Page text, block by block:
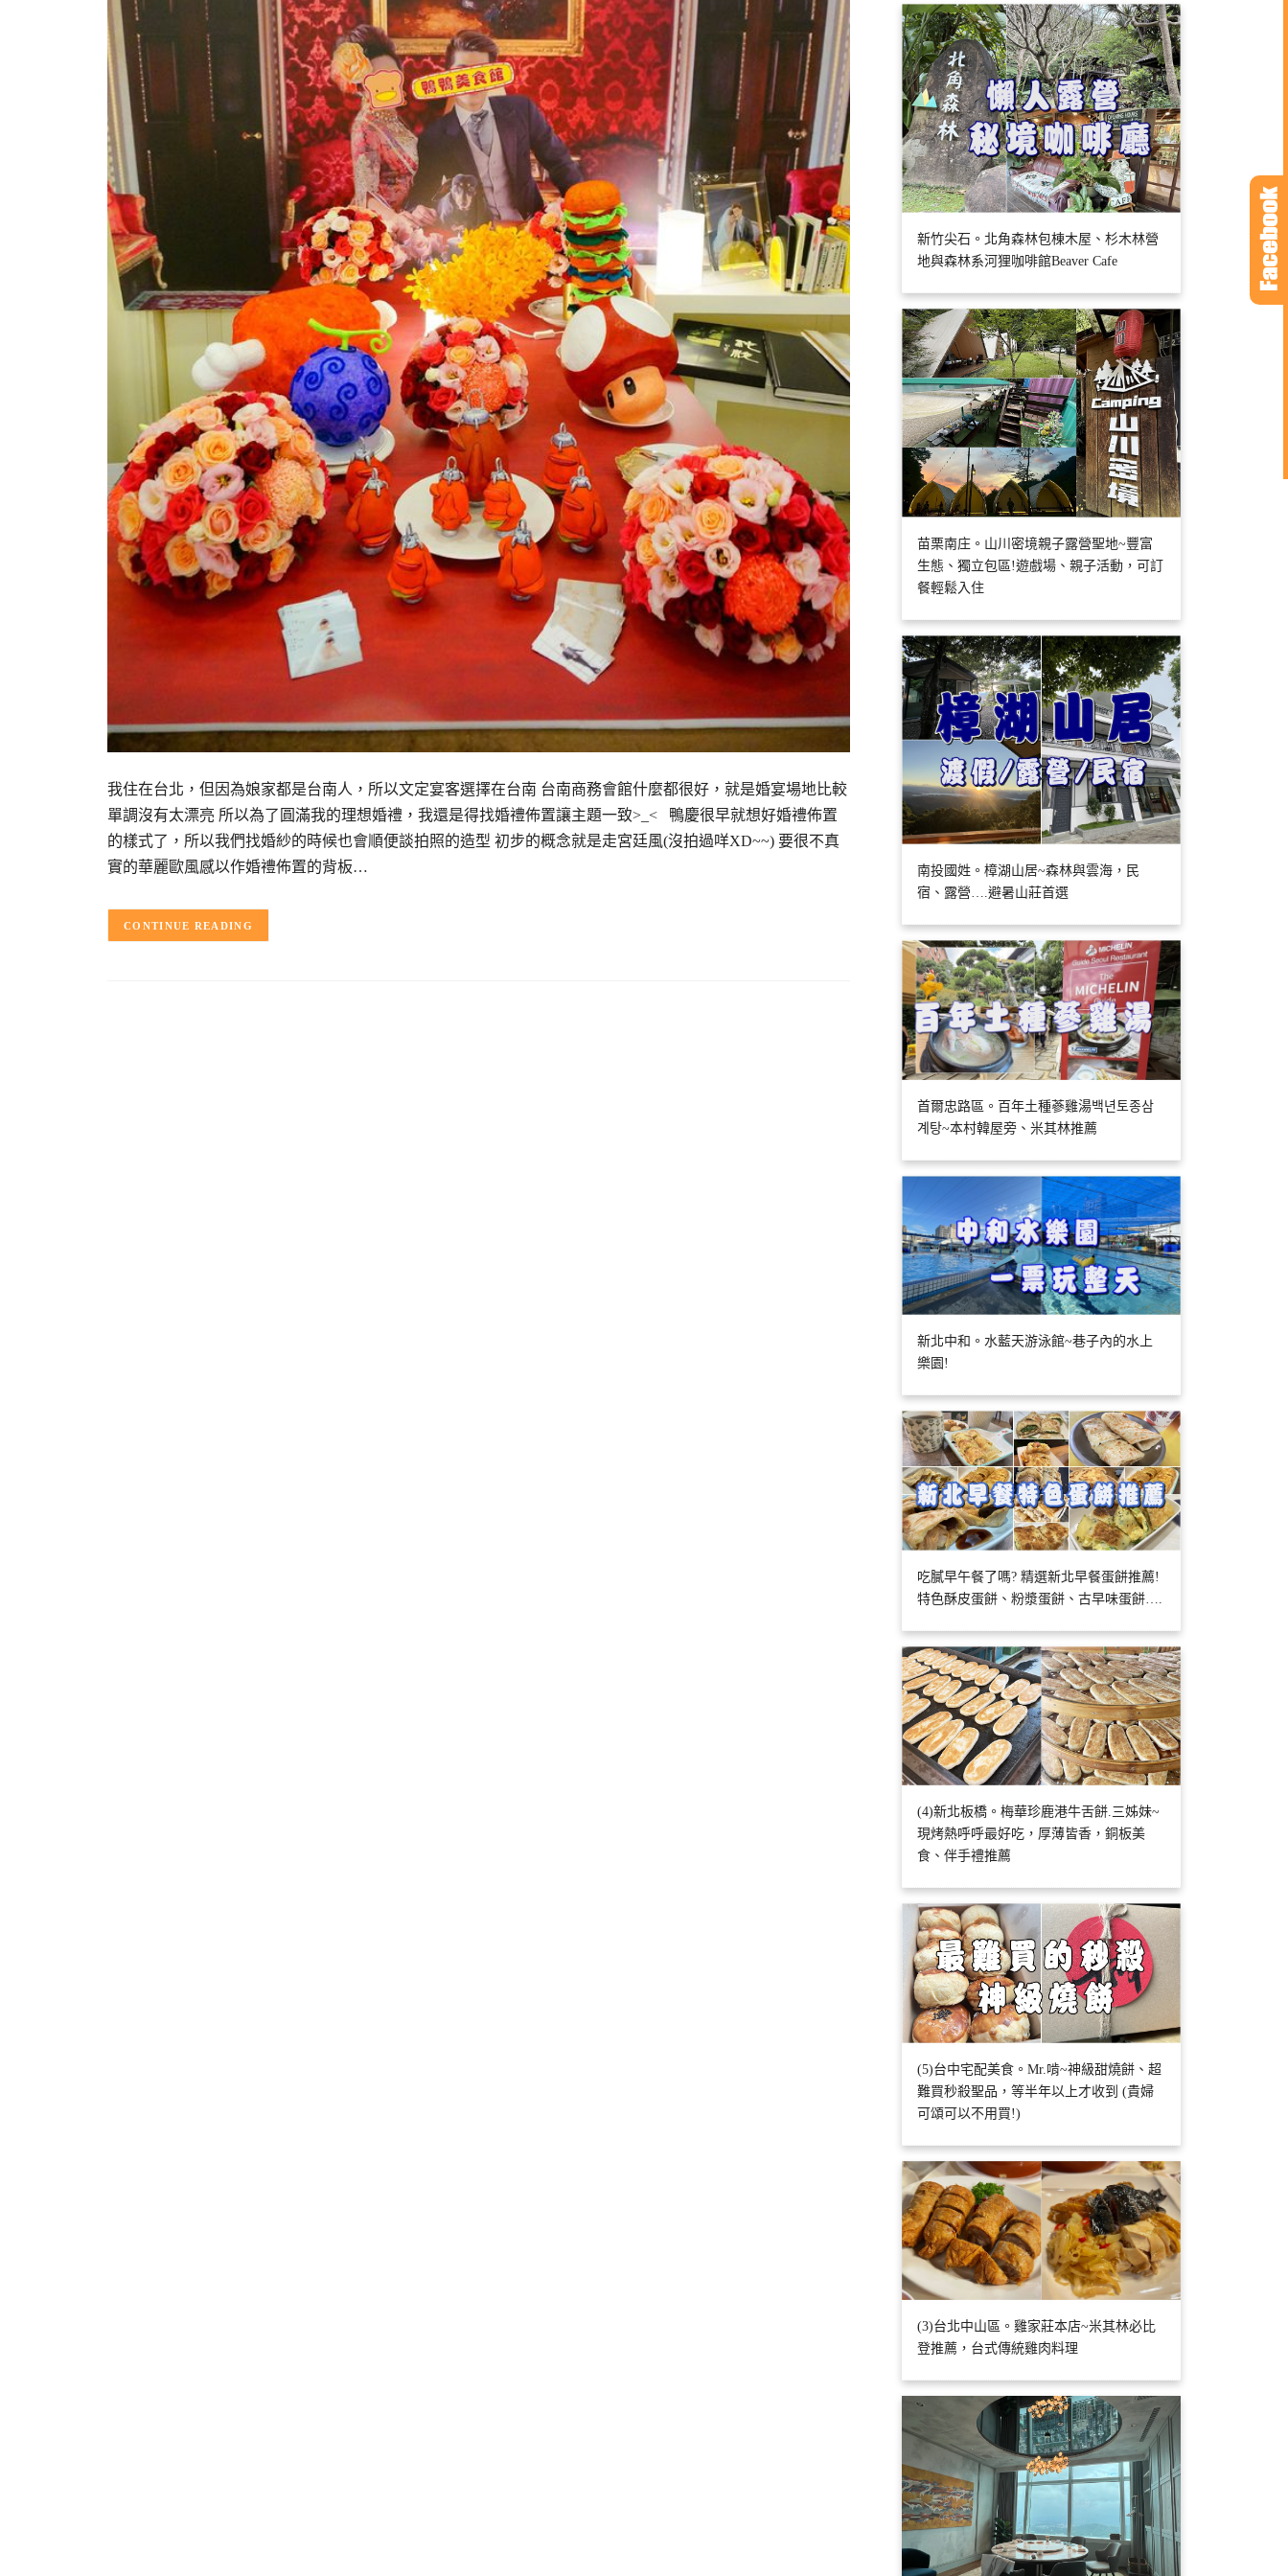
我住在台北，但因為娘家都是台南人，所以文定宴客選擇在台南 台南商務會館什麼都很好，就是婚宴場地比較
單調沒有太漂亮 所以為了圓滿我的理想婚禮，我還是得找婚禮佈置讓主題一致>_< 鴨慶很早就想好婚禮佈置
的樣式了，所以我們找婚紗的時候也會順便談拍照的造型 初步的概念就是走宮廷風(沒拍過咩XD~~) 要很不真
實的華麗歐風感以作婚禮佈置的背板…
CONTINUE READING
新竹尖石。北角森林包棟木屋、杉木林營
地與森林系河狸咖啡館Beaver Cafe
苗栗南庄。山川密境親子露營聖地~豐富
生態、獨立包區!遊戲場、親子活動，可訂
餐輕鬆入住
南投國姓。樟湖山居~森林與雲海，民
宿、露營….避暑山莊首選
首爾忠路區。百年土種蔘雞湯백년토종삼
계탕~本村韓屋旁、米其林推薦
新北中和。水藍天游泳館~巷子內的水上
樂園!
吃膩早午餐了嗎? 精選新北早餐蛋餅推薦!
特色酥皮蛋餅、粉漿蛋餅、古早味蛋餅….
(4)新北板橋。梅華珍鹿港牛舌餅.三姊妹~
現烤熱呼呼最好吃，厚薄皆香，銅板美
食、伴手禮推薦
(5)台中宅配美食。Mr.啃~神級甜燒餅、超
難買秒殺聖品，等半年以上才收到 (貴婦
可頌可以不用買!)
(3)台北中山區。雞家莊本店~米其林必比
登推薦，台式傳統雞肉料理